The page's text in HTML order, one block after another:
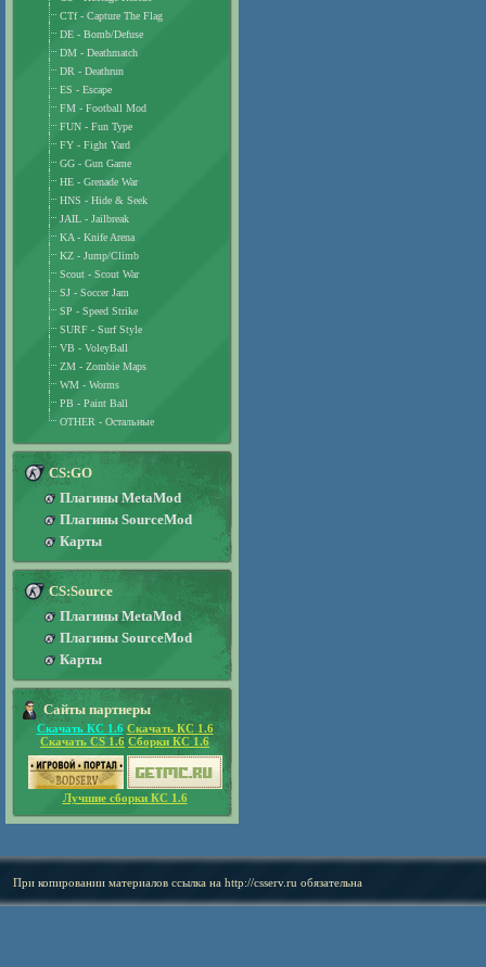
CTf - Capture The Flag
DE - Bomb/Defuse
DM - Deathmatch
DR - Deathrun
ES - Escape
FM - Football Mod
FUN - Fun Type
FY - Fight Yard
GG - Gun Game
HE - Grenade War
HNS - Hide & Seek
JAIL - Jailbreak
KA - Knife Arena
KZ - Jump/Climb
Scout - Scout War
SJ - Soccer Jam
SP - Speed Strike
SURF - Surf Style
VB - VoleyBall
ZM - Zombie Maps
WM - Worms
PB - Paint Ball
OTHER - Остальные
CS:GO
Плагины MetaMod
Плагины SourceMod
Карты
CS:Source
Плагины MetaMod
Плагины SourceMod
Карты
Сайты партнеры
Скачать КС 1.6 Скачать КС 1.6
Скачать CS 1.6 Сборки КС 1.6
Лучшие сборки КС 1.6
При копировании материалов ссылка на http://csserv.ru обязательна